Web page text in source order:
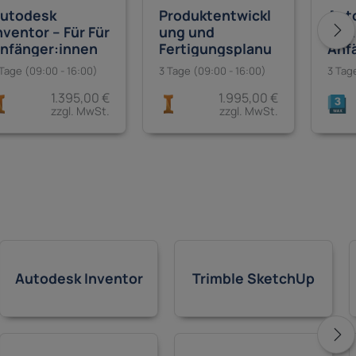
– Für Für
(09:00 - 16:00)
1.395,00 €
zzgl. MwSt.
Produktentwickl
ung und
Fertigungsplanu
ng mit Autodesk
Inventor,
AutoCAD und
Fusion 360
3 Tage (09:00 - 16:00)
1.995,00 €
zzgl. MwSt.
3
Autodesk Inventor Trimble SketchUp